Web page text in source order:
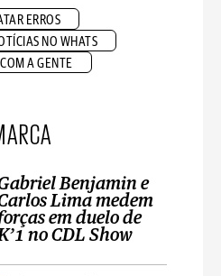
ERROS
NO WHATS
A GENTE
Benjamin e
Lima medem
em duelo de
no CDL Show